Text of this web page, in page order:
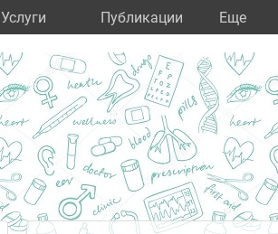
Услуги Публикации Eще